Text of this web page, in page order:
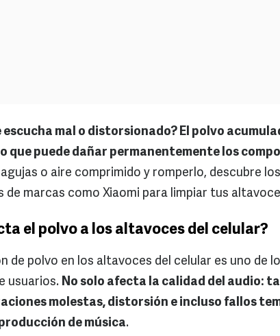
escucha mal o distorsionado? El polvo
que puede dañar permanentemente los
o aire comprimido y romperlo, descubre
marcas como Xiaomi para limpiar tus
el polvo a los altavoces del celular?
de polvo en los altavoces del celular es uno de
usuarios. No solo afecta la calidad del audio:
molestas, distorsión e incluso fallos
de música.